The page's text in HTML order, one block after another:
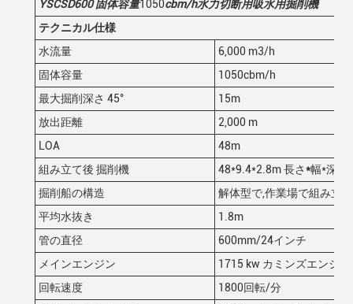
YSCSD600 固体容量1050cbm/h水力切断用吸水用掘削機
テクニカル仕様
水流量
6,000 m3/h
固体容量
1050cbm/h
最大掘削深さ 45°
15m
放出距離
2,000 m
LOA
48m
組み立て後 掘削機
48*9.4*2.8m 長さ*幅*深さ
掘削船の構造
解体型で,作業場で組み立
平均水抜き
1.8m
管の直径
600mm/24インチ
メインエンジン
1715 kw カミンズエンジン
回転速度
1800回転/分